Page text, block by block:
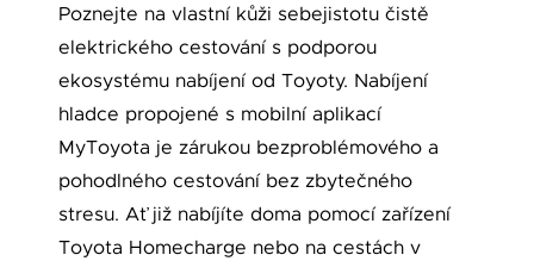
Poznejte na vlastní kůži sebejistotu čistě
elektrického cestování s podporou
ekosystému nabíjení od Toyoty. Nabíjení
hladce propojené s mobilní aplikací
MyToyota je zárukou bezproblémového a
pohodlného cestování bez zbytečného
stresu. Ať již nabíjíte doma pomocí zařízení
Toyota Homecharge nebo na cestách v